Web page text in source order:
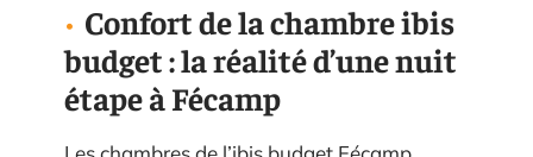
Confort de la chambre ibis
budget : la réalité d’une nuit
étape à Fécamp